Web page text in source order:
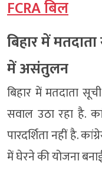
FCRA बिल
बिहार में
में असंतुलन
बिहार में मतदाता
सवाल उठा रहा है.
पारदर्शिता नहीं है.
में घेरने की योजना